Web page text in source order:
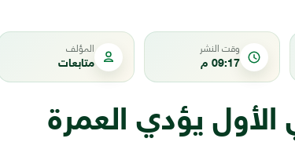
وقت النشر
09:17 م
المؤلف
متابعات
يؤدي العمرة